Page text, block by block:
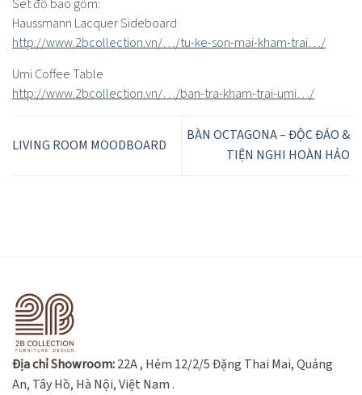
Set đồ bao gồm:
Haussmann Lacquer Sideboard
http://www.2bcollection.vn/…/tu-ke-son-mai-kham-trai…/
Umi Coffee Table
http://www.2bcollection.vn/…/ban-tra-kham-trai-umi…/
LIVING ROOM MOODBOARD
BÀN OCTAGONA – ĐỘC ĐÁO &
TIỆN NGHI HOÀN HẢO
Địa chỉ Showroom:22A , Hẻm 12/2/5 Đặng Thai Mai, Quảng
An, Tây Hồ, Hà Nội, Việt Nam .